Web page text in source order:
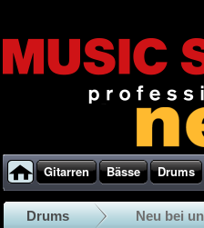
Gitarren Bässe Drums
Drums Neu bei